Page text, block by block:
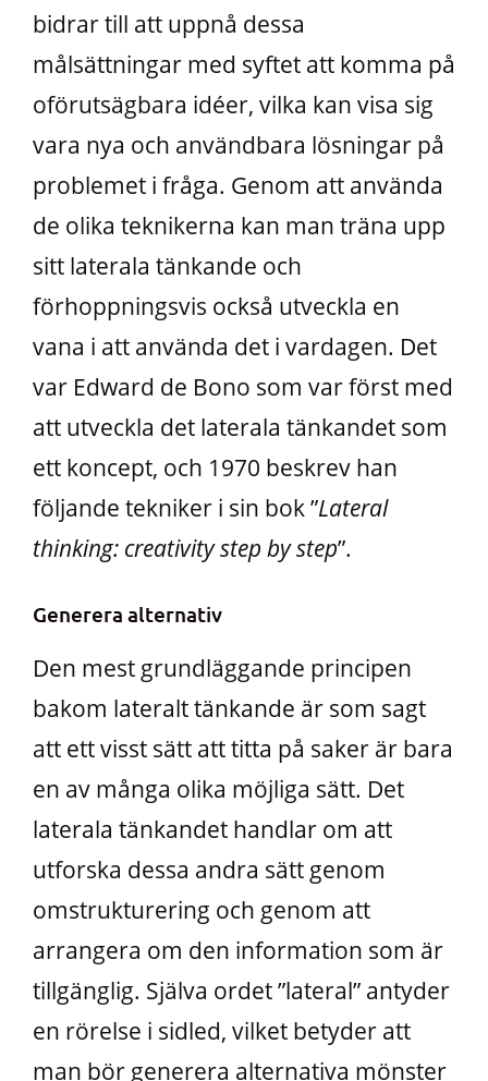
bidrar till att uppnå dessa
målsättningar med syftet att komma på
oförutsägbara idéer, vilka kan visa sig
vara nya och användbara lösningar på
problemet i fråga. Genom att använda
de olika teknikerna kan man träna upp
sitt laterala tänkande och
förhoppningsvis också utveckla en
vana i att använda det i vardagen. Det
var Edward de Bono som var först med
att utveckla det laterala tänkandet som
ett koncept, och 1970 beskrev han
följande tekniker i sin bok ”Lateral
thinking: creativity step by step”.
Generera alternativ
Den mest grundläggande principen
bakom lateralt tänkande är som sagt
att ett visst sätt att titta på saker är bara
en av många olika möjliga sätt. Det
laterala tänkandet handlar om att
utforska dessa andra sätt genom
omstrukturering och genom att
arrangera om den information som är
tillgänglig. Själva ordet ”lateral” antyder
en rörelse i sidled, vilket betyder att
man bör generera alternativa mönster